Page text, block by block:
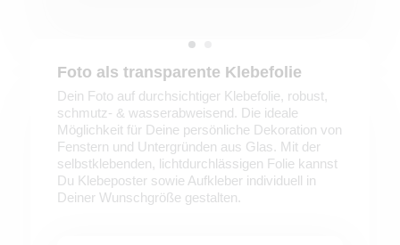
Foto als transparente Klebefolie
Dein Foto auf durchsichtiger Klebefolie, robust,
schmutz- & wasserabweisend. Die ideale
Möglichkeit für Deine persönliche Dekoration von
Fenstern und Untergründen aus Glas. Mit der
selbstklebenden, lichtdurchlässigen Folie kannst
Du Klebeposter sowie Aufkleber individuell in
Deiner Wunschgröße gestalten.